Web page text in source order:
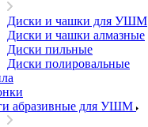
Диски и чашки для УШМ
Диски и чашки алмазные
Диски пильные
Диски полировальные
абразивные для УШМ